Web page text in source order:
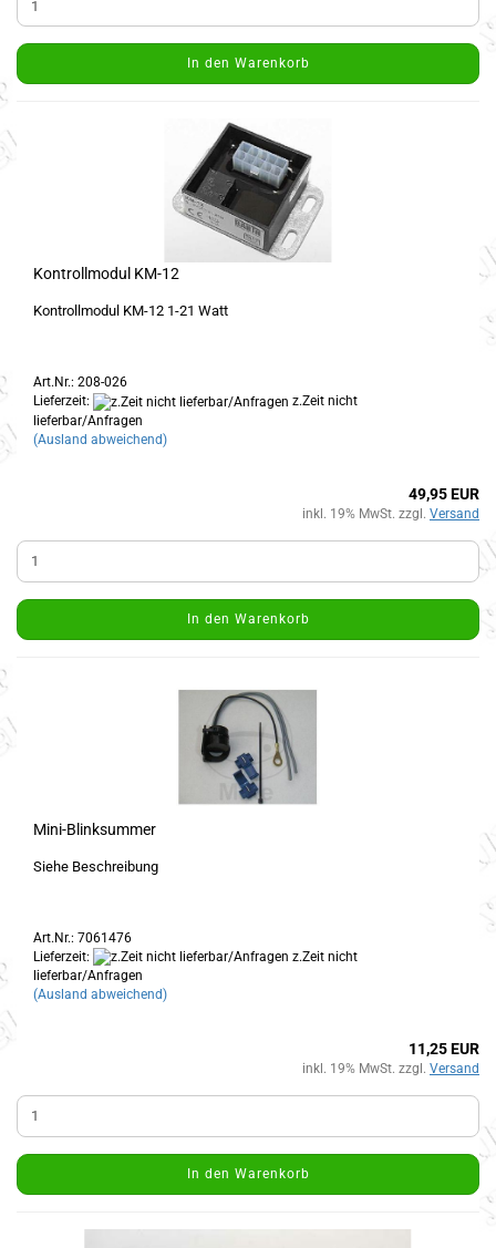
In den Warenkorb
Kontrollmodul KM-12
Kontrollmodul KM-12 1-21 Watt
Art.Nr.: 208-026
Lieferzeit:
z.Zeit nicht
lieferbar/Anfragen
(Ausland abweichend)
49,95 EUR
inkl. 19% MwSt. zzgl. Versand
In den Warenkorb
Mini-Blinksummer
Siehe Beschreibung
Art.Nr.: 7061476
Lieferzeit:
z.Zeit nicht
lieferbar/Anfragen
(Ausland abweichend)
11,25 EUR
inkl. 19% MwSt. zzgl. Versand
In den Warenkorb